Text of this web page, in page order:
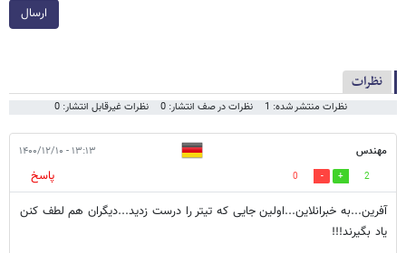
ارسال
نظرات
نظرات منتشر شده: 1 نظرات در صف انتشار: 0 نظرات غیرقابل انتشار: 0
مهندس ۱۳:۱۳ - ۱۴۰۰/۱۲/۱۰
2
0
پاسخ
آفرین...به خبرانلاین...اولین جایی که تیتر را درست زدید...دیگران هم لطف کنن
یاد بگیرند!!!